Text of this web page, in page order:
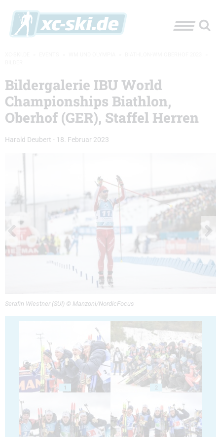
Bildergalerie IBU World
Championships Biathlon,
Oberhof (GER), Staffel Herren
Harald Deubert - 18. Februar 2023
Serafin Wiestner (SUI) © Manzoni/NordicFocus
1 2